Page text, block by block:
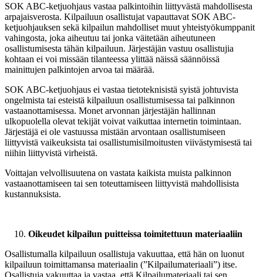
SOK ABC-ketjuohjaus vastaa palkintoihin liittyvästä mahdollisesta
arpajaisverosta. Kilpailuun osallistujat vapauttavat SOK ABC-
ketjuohjauksen sekä kilpailun mahdolliset muut yhteistyökumppanit
vahingosta, joka aiheutuu tai jonka väitetään aiheutuneen
osallistumisesta tähän kilpailuun. Järjestäjän vastuu osallistujia
kohtaan ei voi missään tilanteessa ylittää näissä säännöissä
mainittujen palkintojen arvoa tai määrää.
SOK ABC-ketjuohjaus ei vastaa tietoteknisistä syistä johtuvista
ongelmista tai esteistä kilpailuun osallistumisessa tai palkinnon
vastaanottamisessa. Monet arvonnan järjestäjän hallinnan
ulkopuolella olevat tekijät voivat vaikuttaa internetin toimintaan.
Järjestäjä ei ole vastuussa mistään arvontaan osallistumiseen
liittyvistä vaikeuksista tai osallistumisilmoitusten viivästymisestä tai
niihin liittyvistä virheistä.
Voittajan velvollisuutena on vastata kaikista muista palkinnon
vastaanottamiseen tai sen toteuttamiseen liittyvistä mahdollisista
kustannuksista.
Oikeudet kilpailun puitteissa toimitettuun materiaaliin
Osallistumalla kilpailuun osallistuja vakuuttaa, että hän on luonut
kilpailuun toimittamansa materiaalin (”Kilpailumateriaali”) itse.
Osallistuja vakuuttaa ja vastaa, että Kilpailumateriaali tai sen